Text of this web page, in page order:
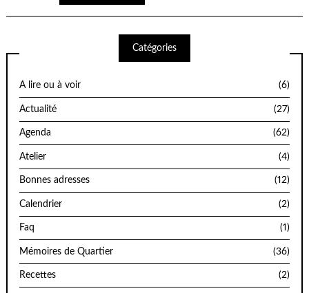
Catégories
A lire ou à voir (6)
Actualité (27)
Agenda (62)
Atelier (4)
Bonnes adresses (12)
Calendrier (2)
Faq (1)
Mémoires de Quartier (36)
Recettes (2)